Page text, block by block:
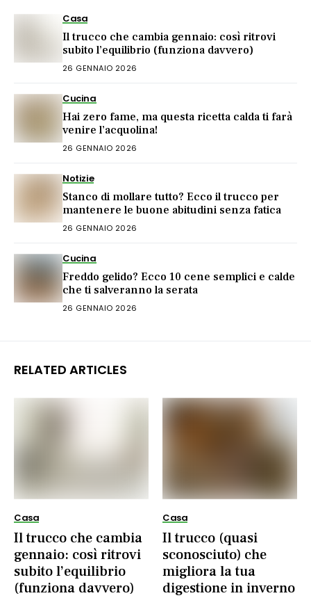
Casa
Il trucco che cambia gennaio: così ritrovi
subito l’equilibrio (funziona davvero)
26 GENNAIO 2026
Cucina
Hai zero fame, ma questa ricetta calda ti farà
venire l’acquolina!
26 GENNAIO 2026
Notizie
Stanco di mollare tutto? Ecco il trucco per
mantenere le buone abitudini senza fatica
26 GENNAIO 2026
Cucina
Freddo gelido? Ecco 10 cene semplici e calde
che ti salveranno la serata
26 GENNAIO 2026
RELATED ARTICLES
Casa
Il trucco che cambia
gennaio: così ritrovi
subito l’equilibrio
(funziona davvero)
Casa
Il trucco (quasi
sconosciuto) che
migliora la tua
digestione in inverno